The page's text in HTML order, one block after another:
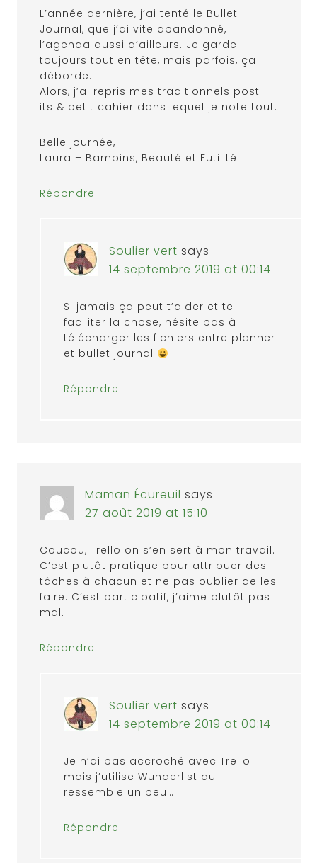
L’année dernière, j’ai tenté le Bullet
Journal, que j’ai vite abandonné,
l’agenda aussi d’ailleurs. Je garde
toujours tout en tête, mais parfois, ça
déborde.
Alors, j’ai repris mes traditionnels post-
its & petit cahier dans lequel je note tout.
Belle journée,
Laura – Bambins, Beauté et Futilité
Répondre
Soulier vert says
14 septembre 2019 at 00:14
Si jamais ça peut t’aider et te
faciliter la chose, hésite pas à
télécharger les fichiers entre planner
et bullet journal
Répondre
Maman Écureuil says
27 août 2019 at 15:10
Coucou, Trello on s’en sert à mon travail.
C’est plutôt pratique pour attribuer des
tâches à chacun et ne pas oublier de les
faire. C’est participatif, j’aime plutôt pas
mal.
Répondre
Soulier vert says
14 septembre 2019 at 00:14
Je n’ai pas accroché avec Trello
mais j’utilise Wunderlist qui
ressemble un peu…
Répondre